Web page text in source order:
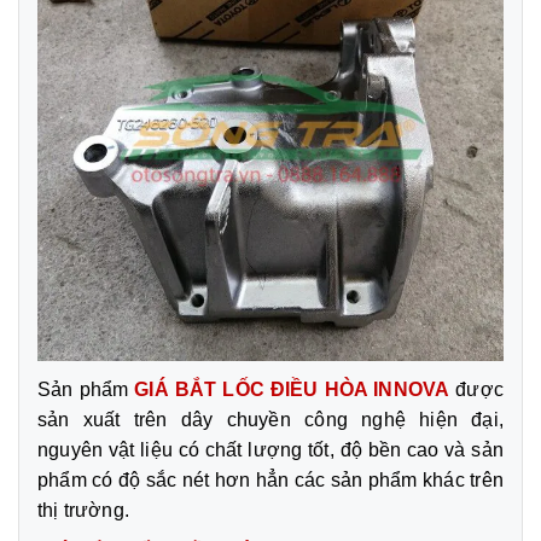
Sản phẩmGIÁ BẮT LỐC ĐIỀU HÒA INNOVAđược
sản xuất trên dây chuyền công nghệ hiện đại,
nguyên vật liệu có chất lượng tốt, độ bền cao và sản
phẩm có độ sắc nét hơn hẳn các sản phẩm khác trên
thị trường.